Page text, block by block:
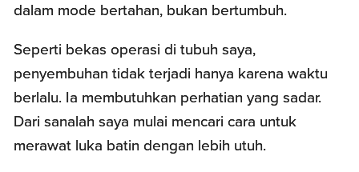
dalam mode bertahan, bukan bertumbuh.
Seperti bekas operasi di tubuh saya,
penyembuhan tidak terjadi hanya karena waktu
berlalu. Ia membutuhkan perhatian yang sadar.
Dari sanalah saya mulai mencari cara untuk
merawat luka batin dengan lebih utuh.